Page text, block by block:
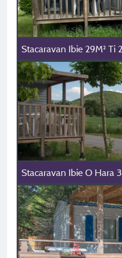
Stacaravan Ibie 29M² Ti